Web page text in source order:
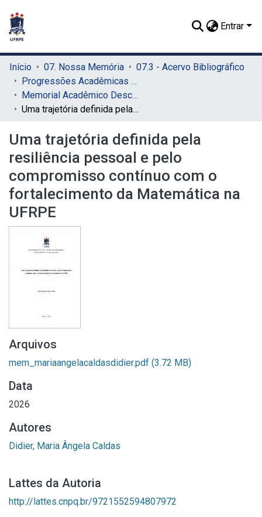
Entrar
Início 07. Nossa Memória
07.3 - Acervo Bibliográfico
Progressões Acadêmicas para Professor Titular
Memorial Acadêmico Descritivo
Uma trajetória definida pela resiliência pessoal e pelo compromisso contínuo com o fortalecimento da Matemática na UFRPE
Uma trajetória definida pela
resiliência pessoal e pelo
compromisso contínuo com o
fortalecimento da Matemática na
UFRPE
Arquivos
mem_mariaangelacaldasdidier.pdf (3.72 MB)
Data
2026
Autores
Didier, Maria Ângela Caldas
Lattes da Autoria
http://lattes.cnpq.br/9721552594807972